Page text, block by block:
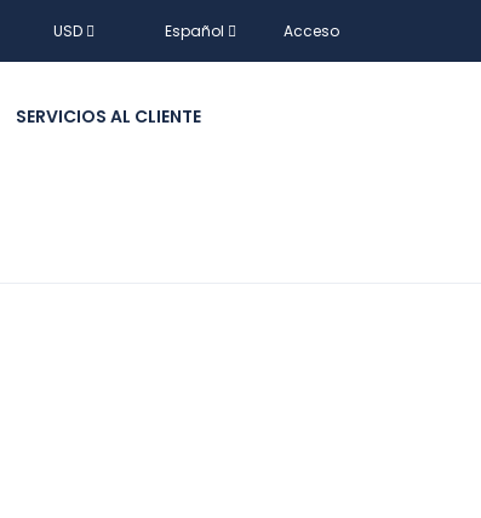
USD Español Acceso
SERVICIOS AL CLIENTE